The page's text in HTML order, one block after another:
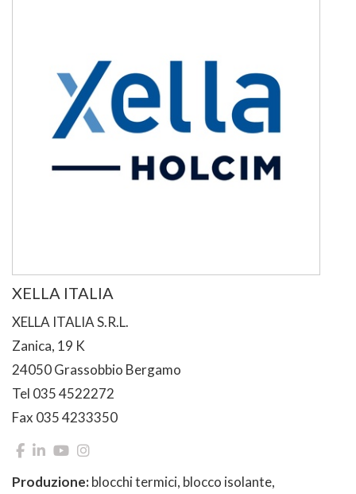
XELLA ITALIA
XELLA ITALIA S.R.L.
Zanica, 19 K
24050 Grassobbio Bergamo
Tel 035 4522272
Fax 035 4233350
Produzione:blocchi termici, blocco isolante,